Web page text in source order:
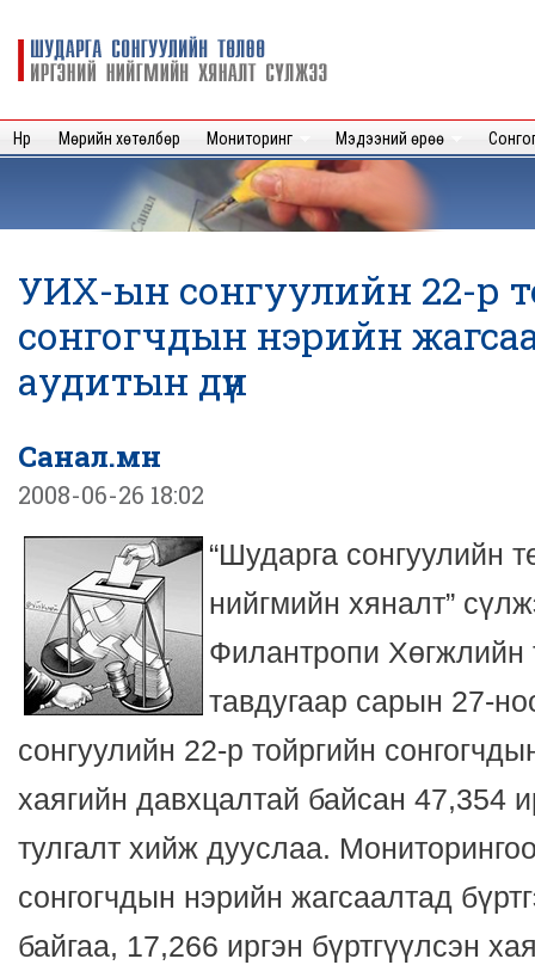
Шударга
сонгуулийн
нийгмийн
хяналт
Нүүр Мөрийн хөтөлбөр Мониторинг Мэдээний өрөө
УИХ-ын сонгуулийн 22-р
сонгогчдын нэрийн
аудитын дүн
Санал.мн
2008-06-26 18:02
“Шударга сонгуулийн
нийгмийн хяналт”
Филантропи Хөгжлийн
тавдугаар сарын 27-
сонгуулийн 22-р тойргийн
хаягийн давхцалтай байсан 47,354
тулгалт хийж дууслаа.
сонгогчдын нэрийн жагсаалтад
байгаа, 17,266 иргэн бүртгүүлсэн